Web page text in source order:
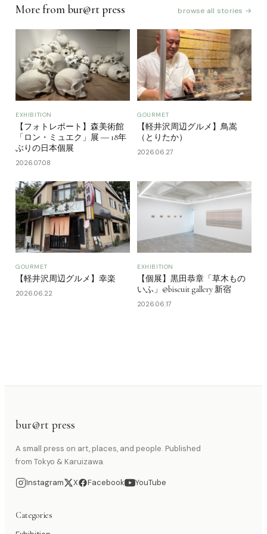
More from bur@rt press browse all stories →
EXHIBITION
【フォトレポート】森美術館
「ロン・ミュエク」展 ― 18年
ぶりの日本個展
2026.07.08
GOURMET
【軽井沢周辺グルメ】鳥嵩
（とりたか）
2026.06.27
GOURMET
【軽井沢周辺グルメ】幸楽
2026.06.22
EXHIBITION
【個展】黒田恭章「草木もの
いふ」@biscuit gallery 新宿
2026.06.17
bur@rt press
A small press on art, places, and people. Published
from Tokyo & Karuizawa.
Instagram X Facebook YouTube
Categories